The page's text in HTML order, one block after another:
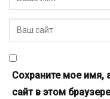
Сохраните мое имя,
сайт в этом